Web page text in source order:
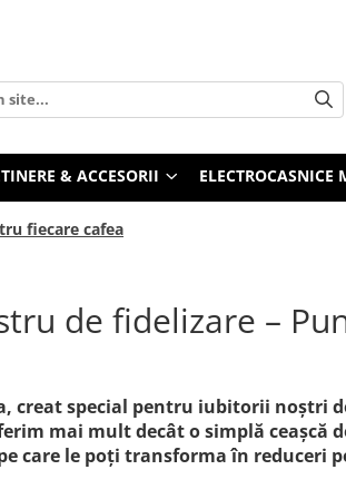
& ACCESORII ELECTROCASNICE
fiecare cafea
de fidelizare –
creat special pentru iubitorii noștri
mai mult decât o simplă ceașcă
care le poți transforma în